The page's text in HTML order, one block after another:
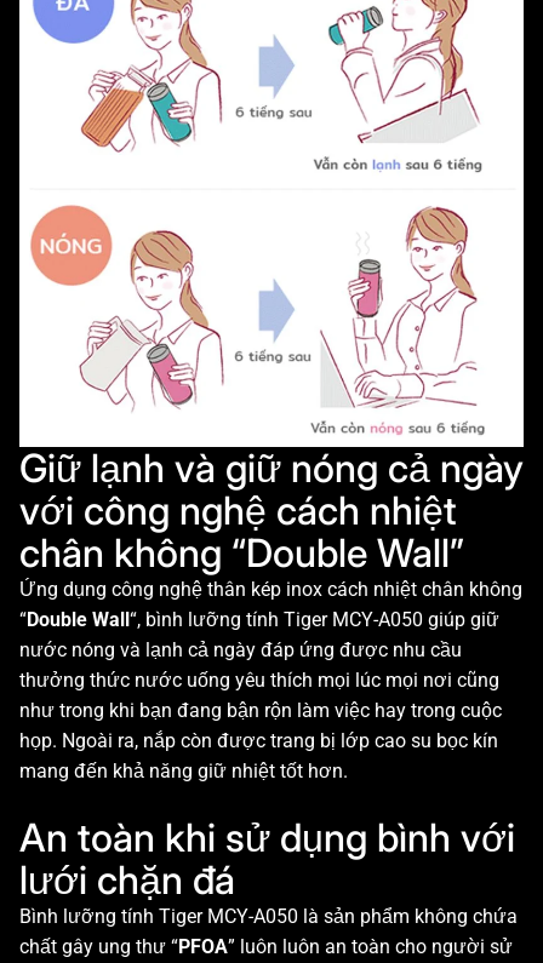
Giữ lạnh và giữ nóng cả ngày
với công nghệ cách nhiệt
chân không “Double Wall”
Ứng dụng công nghệ thân kép inox cách nhiệt chân không
“Double Wall“, bình lưỡng tính Tiger MCY-A050 giúp giữ
nước nóng và lạnh cả ngày đáp ứng được nhu cầu
thưởng thức nước uống yêu thích mọi lúc mọi nơi cũng
như trong khi bạn đang bận rộn làm việc hay trong cuộc
họp. Ngoài ra, nắp còn được trang bị lớp cao su bọc kín
mang đến khả năng giữ nhiệt tốt hơn.
An toàn khi sử dụng bình với
lưới chặn đá
Bình lưỡng tính Tiger MCY-A050 là sản phẩm không chứa
chất gây ung thư “PFOA” luôn luôn an toàn cho người sử